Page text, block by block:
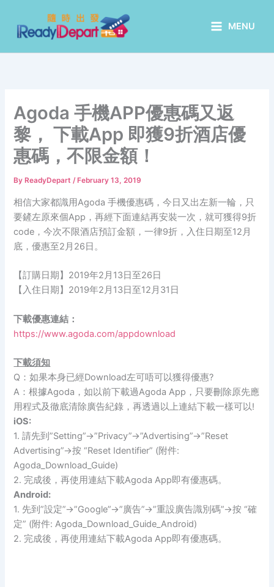
content
MENU
Agoda 手機APP優惠碼又返
黎， 下載App 即獲9折酒店優
惠碼，不限金額！
By ReadyDepart/ February 13, 2019
相信大家都識用Agoda 手機優惠碼，今日又出左新一輪，只
要鏟左原來個App，再經下面連結再安裝一次，就可獲得9折
code，今次不限酒店預訂金額，一律9折，入住日期至12月
底，優惠至2月26日。
【訂購日期】2019年2月13日至26日
【入住日期】2019年2月13日至12月31日
下載優惠連結：
https://www.agoda.com/appdownload
下載須知
Q：如果本身已經Download左可唔可以獲得優惠?
A：根據Agoda，如以前下載過Agoda App，只要刪除原先應
用程式及徹底清除廣告紀錄，再透過以上連結下載一樣可以!
iOS:
1. 請先到”Setting”->”Privacy”->”Advertising”->”Reset
Advertising”->按 “Reset Identifier” (附件:
Agoda_Download_Guide)
2. 完成後，再使用連結下載Agoda App即有優惠碼。
Android:
1. 先到”設定”->”Google”->”廣告”->”重設廣告識別碼”->按 “確
定” (附件: Agoda_Download_Guide_Android)
2. 完成後，再使用連結下載Agoda App即有優惠碼。